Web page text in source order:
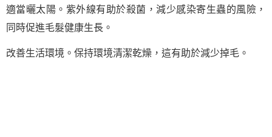
適當曬太陽。紫外線有助於殺菌，減少感染寄生蟲的風險，
同時促進毛髮健康生長。
改善生活環境。保持環境清潔乾燥，這有助於減少掉毛。